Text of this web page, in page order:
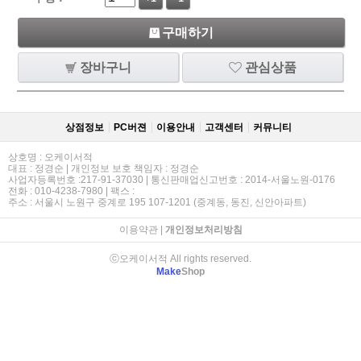
구매하기
장바구니 관심상품
상점정보 PC버젼 이용안내 고객센터 커뮤니티
상호명 : 오케이서적
대표 : 정경순 | 개인정보 보호 책임자 : 정경순
사업자등록번호 :217-91-37030 | 통신판매업신고번호 : 2014-서울노원-0176
전화 : 010-4238-7980 | 팩스 :
주소 : 서울시 노원구 중계로 195 107-1201 (중계동, 동진, 신안아파트)
이용약관| 개인정보처리방침
ⓒ오케이서적 All rights reserved.
MakeShop